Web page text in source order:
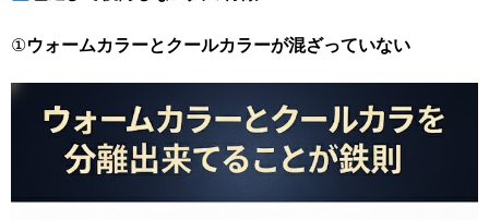
①ウォームカラーとクールカラーが混ざっていない